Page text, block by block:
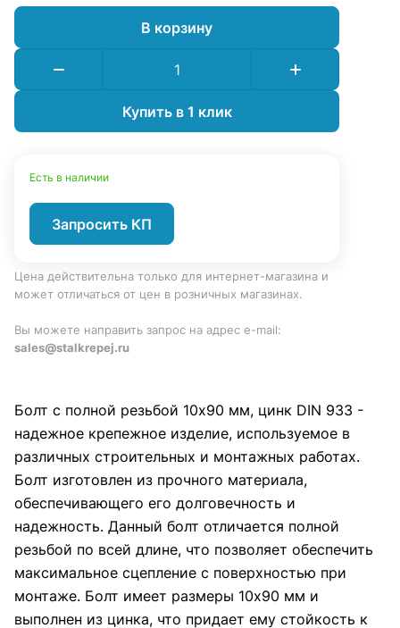
В корзину
Купить в 1 клик
Есть в наличии
Запросить КП
Цена действительна только для интернет-магазина и
может отличаться от цен в розничных магазинах.
Вы можете направить запрос на адрес e-mail:
sales@stalkrepej.ru
Болт с полной резьбой 10х90 мм, цинк DIN 933 -
надежное крепежное изделие, используемое в
различных строительных и монтажных работах.
Болт изготовлен из прочного материала,
обеспечивающего его долговечность и
надежность. Данный болт отличается полной
резьбой по всей длине, что позволяет обеспечить
максимальное сцепление с поверхностью при
монтаже. Болт имеет размеры 10х90 мм и
выполнен из цинка, что придает ему стойкость к